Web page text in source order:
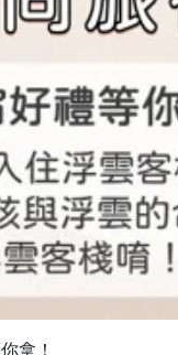
拿！